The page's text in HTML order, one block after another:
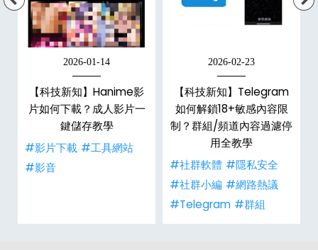
2026-01-14
【科技新知】Hanime影
片如何下載？成人影片一
鍵儲存教學
#影片下載 #工具網站
#影音
2026-02-23
【科技新知】Telegram
如何解鎖18+敏感內容限
制？群組/頻道內容過濾停
用全教學
#社群軟體 #隱私安全
#社群小編 #網路熱議
#Telegram #群組